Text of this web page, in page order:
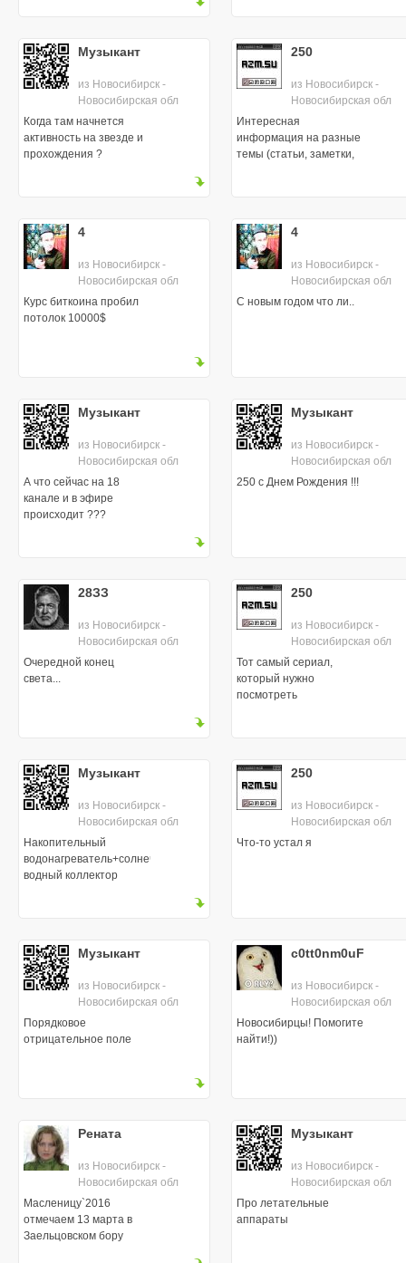
Музыкант
из Новосибирск -
Новосибирская обл
Когда там начнется
активность на звезде и
прохождения ?
250
из Новосибирск -
Новосибирская обл
Интересная
информация на разные
темы (статьи, заметки,
4
из Новосибирск -
Новосибирская обл
Курс биткоина пробил
потолок 10000$
4
из Новосибирск -
Новосибирская обл
С новым годом что ли..
Музыкант
из Новосибирск -
Новосибирская обл
А что сейчас на 18
канале и в эфире
происходит ???
Музыкант
из Новосибирск -
Новосибирская обл
250 с Днем Рождения !!!
28ЗЗ
из Новосибирск -
Новосибирская обл
Очередной конец
света...
250
из Новосибирск -
Новосибирская обл
Тот самый сериал,
который нужно
посмотреть
Музыкант
из Новосибирск -
Новосибирская обл
Накопительный
водонагреватель+солнечный
водный коллектор
250
из Новосибирск -
Новосибирская обл
Что-то устал я
Музыкант
из Новосибирск -
Новосибирская обл
Порядковое
отрицательное поле
c0tt0nm0uF
из Новосибирск -
Новосибирская обл
Новосибирцы! Помогите
найти!))
Рената
из Новосибирск -
Новосибирская обл
Масленицу`2016
отмечаем 13 марта в
Заельцовском бору
Музыкант
из Новосибирск -
Новосибирская обл
Про летательные
аппараты